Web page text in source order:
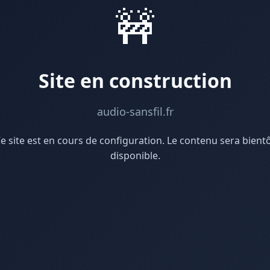
🚧
Site en construction
audio-sansfil.fr
site est en cours de configuration. Le contenu sera
disponible.